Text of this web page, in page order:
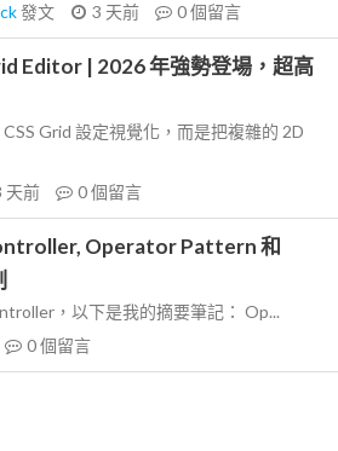
發文 3 天前 0個留言
Editor | 2026 年強勢登場，超高
Grid 設定視覺化，而是把複雜的 2D
天前 0個留言
Operator Pattern 和
，以下是我的摘要筆記： Op...
0個留言